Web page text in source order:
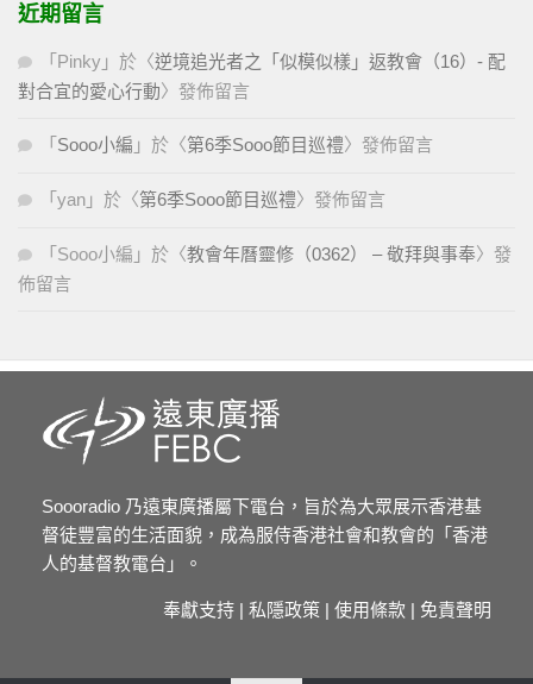
近期留言
「 Pinky 」於〈逆境追光者之「似模似樣」返教會（16）- 配
對合宜的愛心行動〉發佈留言
「 Sooo小編 」於〈第6季Sooo節目巡禮〉發佈留言
「 yan 」於〈第6季Sooo節目巡禮〉發佈留言
「 Sooo小編 」於〈教會年曆靈修（0362） – 敬拜與事奉〉發
佈留言
Soooradio 乃遠東廣播屬下電台，旨於為大眾展示香港基
督徒豐富的生活面貌，成為服侍香港社會和教會的「香港
人的基督教電台」。
奉獻支持 | 私隱政策 | 使用條款 | 免責聲明